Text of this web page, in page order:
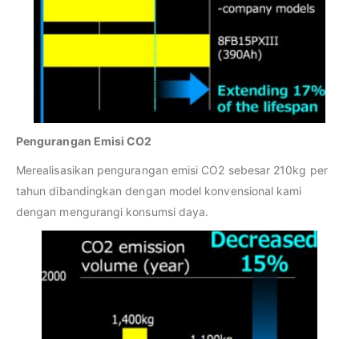
Pengurangan Emisi CO2
Merealisasikan pengurangan emisi CO2 sebesar 210kg per
tahun dibandingkan dengan model konvensional kami
dengan mengurangi konsumsi daya.